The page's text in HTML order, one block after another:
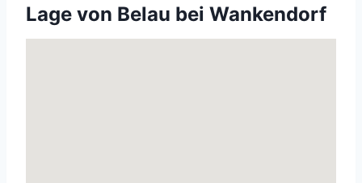
Lage von Belau bei Wankendorf